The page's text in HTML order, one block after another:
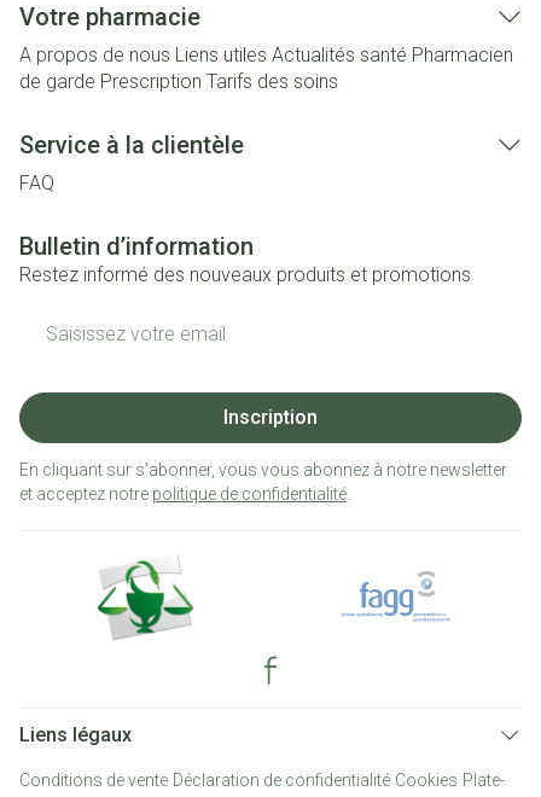
Votre pharmacie
A propos de nous Liens utiles Actualités santé Pharmacien
de garde Prescription Tarifs des soins
Service à la clientèle
FAQ
Bulletin d’information
Restez informé des nouveaux produits et promotions
Inscription
En cliquant sur s'abonner, vous vous abonnez à notre newsletter
et acceptez notre politique de confidentialité
Liens légaux
Conditions de vente Déclaration de confidentialité Cookies Plate-